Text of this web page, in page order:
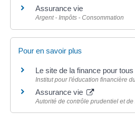
Assurance vie
Argent - Impôts - Consommation
Pour en savoir plus
Le site de la finance pour tous
Institut pour l'éducation financière
Assurance vie
Autorité de contrôle prudentiel et